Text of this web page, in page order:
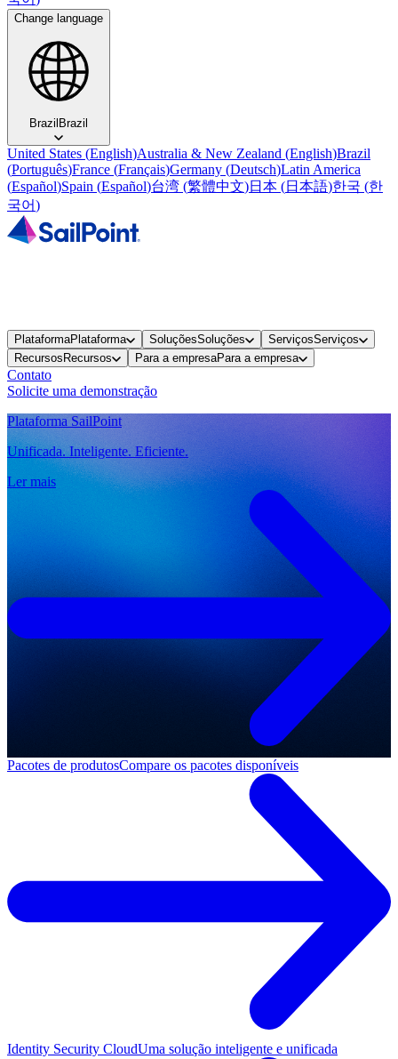
Change language
BrazilBrazil
United States (English)Australia & New Zealand (English)Brazil
(Português)France (Français)Germany (Deutsch)Latin America
(Español)Spain (Español)台湾 (繁體中文)日本 (日本語)한국 (한
국어)
PlataformaPlataforma SoluçõesSoluções ServiçosServiços
Recursos Recursos Para a empresaPara a empresa
Contato
Solicite uma demonstração
Plataforma SailPoint
Unificada. Inteligente. Eficiente.
Ler mais
Pacotes de produtosCompare os pacotes disponíveis
Identity Security CloudUma solução inteligente e unificada